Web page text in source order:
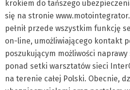
krokiem do tańszego
się na stronie
pełnił przede wszystkim funkcję
on-line, umożliwiającego kontakt
poszukującym możliwości
ponad setki warsztatów sieci
na terenie całej Polski. Obecnie,